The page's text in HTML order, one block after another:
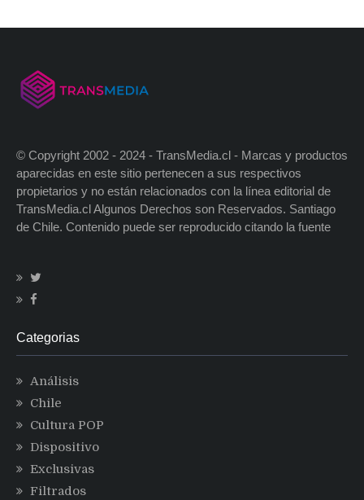
© Copyright 2002 - 2024 - TransMedia.cl - Marcas y productos
aparecidas en este sitio pertenecen a sus respectivos
propietarios y no están relacionados con la línea editorial de
TransMedia.cl Algunos Derechos son Reservados. Santiago
de Chile. Contenido puede ser reproducido citando la fuente
Categorias
Análisis
Chile
Cultura POP
Dispositivo
Exclusivas
Filtrados